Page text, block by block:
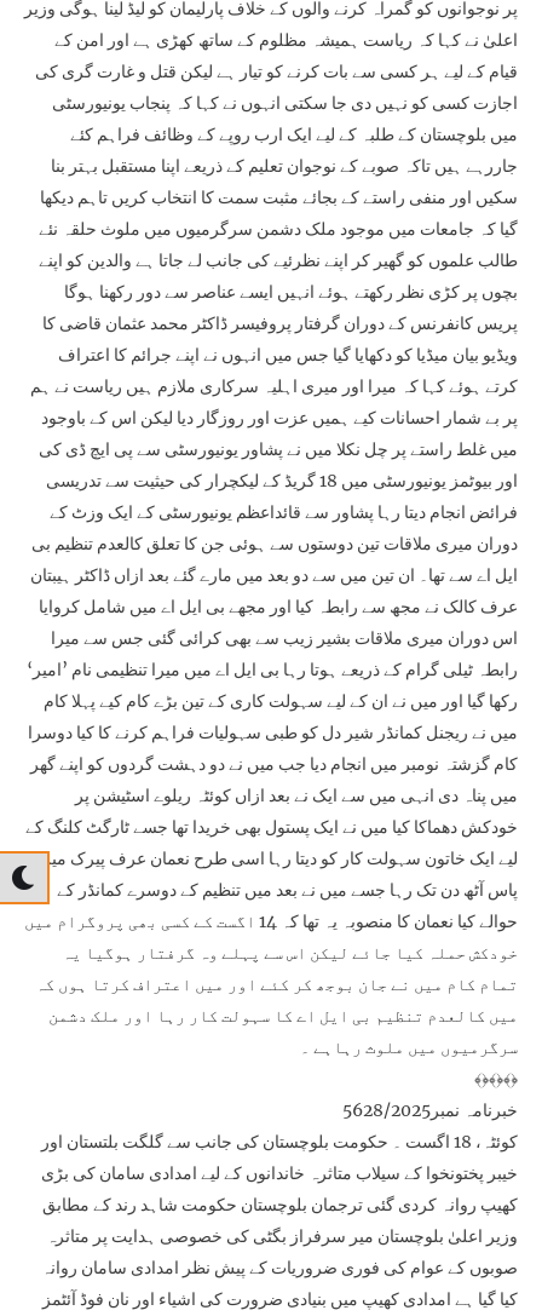
پر نوجوانوں کو گمراہ کرنے والوں کے خلاف پارلیمان کو لیڈ لینا ہوگی وزیر
اعلیٰ نے کہا کہ ریاست ہمیشہ مظلوم کے ساتھ کھڑی ہے اور امن کے
قیام کے لیے ہر کسی سے بات کرنے کو تیار ہے لیکن قتل و غارت گری کی
اجازت کسی کو نہیں دی جا سکتی انہوں نے کہا کہ پنجاب یونیورسٹی
میں بلوچستان کے طلبہ کے لیے ایک ارب روپے کے وظائف فراہم کئے
جاررہے ہیں تاکہ صوبے کے نوجوان تعلیم کے ذریعے اپنا مستقبل بہتر بنا
سکیں اور منفی راستے کے بجائے مثبت سمت کا انتخاب کریں تاہم دیکھا
گیا کہ جامعات میں موجود ملک دشمن سرگرمیوں میں ملوث حلقہ نئے
طالب علموں کو گھیر کر اپنے نظرئیے کی جانب لے جاتا ہے والدین کو اپنے
بچوں پر کڑی نظر رکھتے ہوئے انہیں ایسے عناصر سے دور رکھنا ہوگا
پریس کانفرنس کے دوران گرفتار پروفیسر ڈاکٹر محمد عثمان قاضی کا
ویڈیو بیان میڈیا کو دکھایا گیا جس میں انہوں نے اپنے جرائم کا اعتراف
کرتے ہوئے کہا کہ میرا اور میری اہلیہ سرکاری ملازم ہیں ریاست نے ہم
پر بے شمار احسانات کیے ہمیں عزت اور روزگار دیا لیکن اس کے باوجود
میں غلط راستے پر چل نکلا میں نے پشاور یونیورسٹی سے پی ایچ ڈی کی
اور بیوٹمز یونیورسٹی میں 18 گریڈ کے لیکچرار کی حیثیت سے تدریسی
فرائض انجام دیتا رہا پشاور سے قائداعظم یونیورسٹی کے ایک وزٹ کے
دوران میری ملاقات تین دوستوں سے ہوئی جن کا تعلق کالعدم تنظیم بی
ایل اے سے تھا۔ ان تین میں سے دو بعد میں مارے گئے بعد ازاں ڈاکٹر ہیبتان
عرف کالک نے مجھ سے رابطہ کیا اور مجھے بی ایل اے میں شامل کروایا
اس دوران میری ملاقات بشیر زیب سے بھی کرائی گئی جس سے میرا
رابطہ ٹیلی گرام کے ذریعے ہوتا رہا بی ایل اے میں میرا تنظیمی نام ’امیر‘
رکھا گیا اور میں نے ان کے لیے سہولت کاری کے تین بڑے کام کیے پہلا کام
میں نے ریجنل کمانڈر شیر دل کو طبی سہولیات فراہم کرنے کا کیا دوسرا
کام گزشتہ نومبر میں انجام دیا جب میں نے دو دہشت گردوں کو اپنے گھر
میں پناہ دی انہی میں سے ایک نے بعد ازاں کوئٹہ ریلوے اسٹیشن پر
خودکش دھماکا کیا میں نے ایک پستول بھی خریدا تھا جسے ٹارگٹ کلنگ کے
لیے ایک خاتون سہولت کار کو دیتا رہا اسی طرح نعمان عرف پیرک میرے
پاس آٹھ دن تک رہا جسے میں نے بعد میں تنظیم کے دوسرے کمانڈر کے
حوالے کیا نعمان کا منصوبہ یہ تھا کہ 14 اگست کے کسی بھی پروگرام میں
خودکش حملہ کیا جائے لیکن اس سے پہلے وہ گرفتار ہوگیا یہ
تمام کام میں نے جان بوجھ کر کئے اور میں اعتراف کرتا ہوں کہ
میں کالعدم تنظیم بی ایل اے کا سہولت کار رہا اور ملک دشمن
سرگرمیوں میں ملوث رہاہے ۔
﴾﴿﴾﴿﴾﴿
خبرنامہ نمبر5628/2025
کوئٹہ، 18 اگست ۔ حکومت بلوچستان کی جانب سے گلگت بلتستان اور
خیبر پختونخوا کے سیلاب متاثرہ خاندانوں کے لیے امدادی سامان کی بڑی
کھیپ روانہ کردی گئی ترجمان بلوچستان حکومت شاہد رند کے مطابق
وزیر اعلیٰ بلوچستان میر سرفراز بگٹی کی خصوصی ہدایت پر متاثرہ
صوبوں کے عوام کی فوری ضروریات کے پیش نظر امدادی سامان روانہ
کیا گیا ہے امدادی کھیپ میں بنیادی ضرورت کی اشیاء اور نان فوڈ آئٹمز